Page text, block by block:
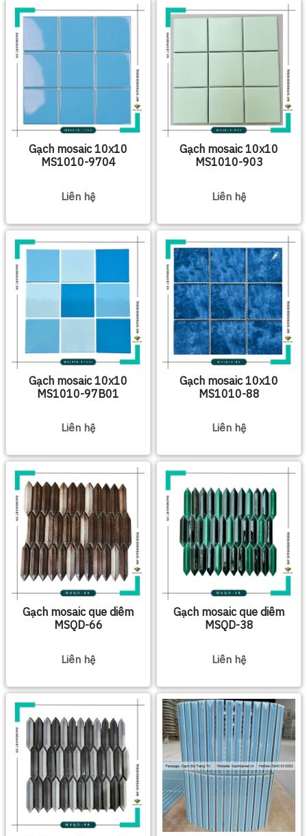
Gạch mosaic 10x10
MS1010-9704
Liên hệ
Gạch mosaic 10x10
MS1010-903
Liên hệ
Gạch mosaic 10x10
MS1010-97B01
Liên hệ
Gạch mosaic 10x10
MS1010-88
Liên hệ
Gạch mosaic que diêm
MSQD-66
Liên hệ
Gạch mosaic que diêm
MSQD-38
Liên hệ